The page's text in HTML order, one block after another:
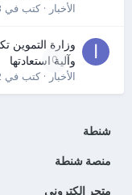
الأخبار· كتب في
0
وزارة التموين
وآلية استعادتها
الأخبار· كتب في
شنطة
منصة شنطة
متجر الكتروني